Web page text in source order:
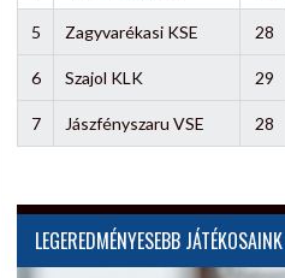
5 Zagyvarékasi KSE 28
6 Szajol KLK 29
7 Jászfényszaru VSE 28
LEGEREDMÉNYESEBB JÁTÉKOSAINK